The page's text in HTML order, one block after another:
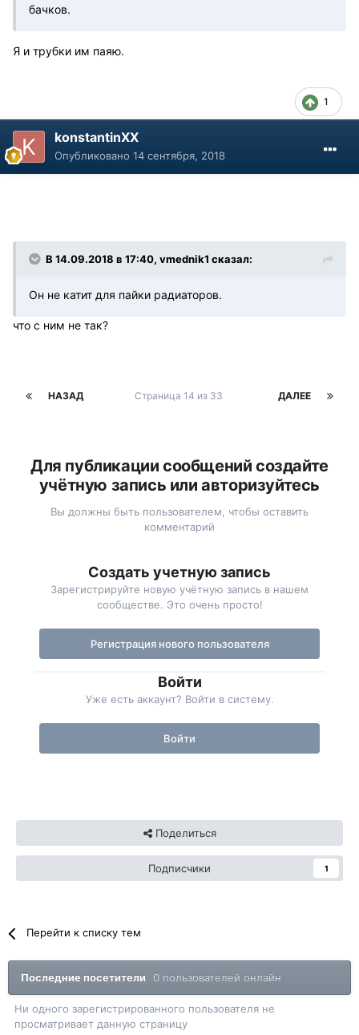
бачков.
Я и трубки им паяю.
1
konstantinXX
Опубликовано 14 сентября, 2018
В 14.09.2018 в 17:40, vmednik1 сказал:
Он не катит для пайки радиаторов.
что с ним не так?
НАЗАД ДАЛЕЕ
Страница 14 из 33
Для публикации сообщений создайте
учётную запись или авторизуйтесь
Вы должны быть пользователем, чтобы оставить
комментарий
Создать учетную запись
Зарегистрируйте новую учётную запись в нашем
сообществе. Это очень просто!
Регистрация нового пользователя
Войти
Уже есть аккаунт? Войти в систему.
Войти
Поделиться
Подписчики 1
Перейти к списку тем
Последние посетители 0 пользователей онлайн
Ни одного зарегистрированного пользователя не
просматривает данную страницу